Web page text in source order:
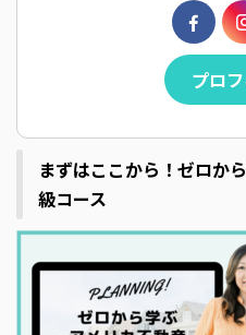
プロ
まずはここから！ゼロか
級コース